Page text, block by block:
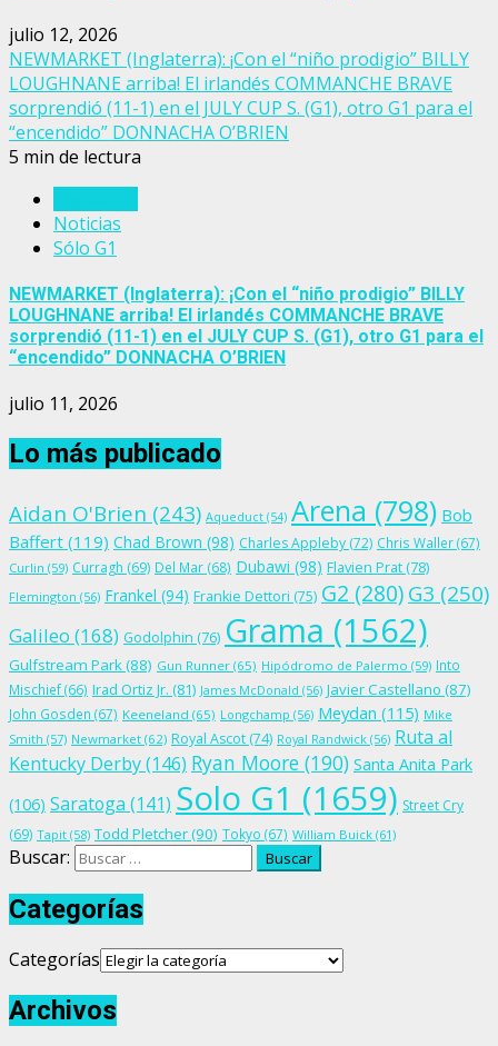
julio 12, 2026
NEWMARKET (Inglaterra): ¡Con el “niño prodigio” BILLY
LOUGHNANE arriba! El irlandés COMMANCHE BRAVE
sorprendió (11-1) en el JULY CUP S. (G1), otro G1 para el
“encendido” DONNACHA O’BRIEN
5 min de lectura
Noticias
Sólo G1
NEWMARKET (Inglaterra): ¡Con el “niño prodigio” BILLY
LOUGHNANE arriba! El irlandés COMMANCHE BRAVE
sorprendió (11-1) en el JULY CUP S. (G1), otro G1 para el
“encendido” DONNACHA O’BRIEN
julio 11, 2026
Lo más publicado
Aidan O'Brien (243) Aqueduct (54) Arena (798) Bob
Baffert (119) Chad Brown (98) Charles Appleby (72) Chris Waller(67)
Curlin (59) Curragh (69) Del Mar (68) Dubawi (98) Flavien Prat (78)
Flemington (56) Frankel (94) Frankie Dettori (75) G2 (280)G3 (250)
Galileo (168) Godolphin (76) Grama (1562)
Gulfstream Park(88) Gun Runner (65) Hipódromo de Palermo (59) Into
Mischief(66) Irad Ortiz Jr. (81) James McDonald (56) Javier Castellano (87)
John Gosden (67) Keeneland (65) Longchamp (56) Meydan (115) Mike
Smith (57) Newmarket (62) Royal Ascot (74) Royal Randwick (56) Ruta al
Kentucky Derby(146) Ryan Moore (190) Santa Anita Park
(106) Saratoga (141) Solo G1 (1659) Street Cry
(69) Tapit (58) Todd Pletcher(90) Tokyo (67) William Buick (61)
Buscar:
Categorías
Categorías
Archivos